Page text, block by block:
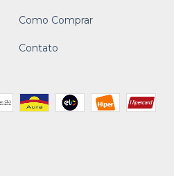
Como Comprar
Contato